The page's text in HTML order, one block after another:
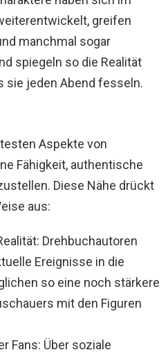
greifen
manchmal sogar
spiegeln so die Realität
sie jeden Abend fesseln.
Aspekte von
Fähigkeit, authentische
Diese Nähe drückt
aus:
Drehbuchautoren
Ereignisse in die
so eine noch stärkere
mit den Figuren
Fans: Über soziale